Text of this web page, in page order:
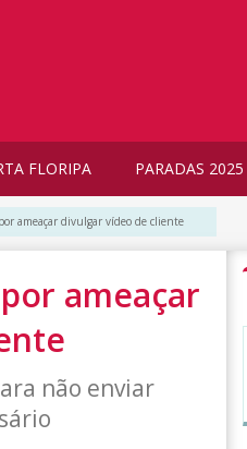
FLORIPA PARADAS 2025
ameaçar divulgar vídeo de cliente
ameaçar
não enviar